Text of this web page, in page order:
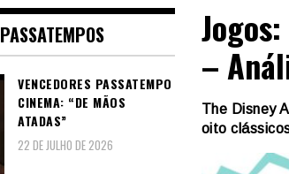
–
The Disney
oito
PASSATEMPOS
VENCEDORES PASSATEMPO
CINEMA: “DE MÃOS
ATADAS”
22 DE JULHO DE 2026